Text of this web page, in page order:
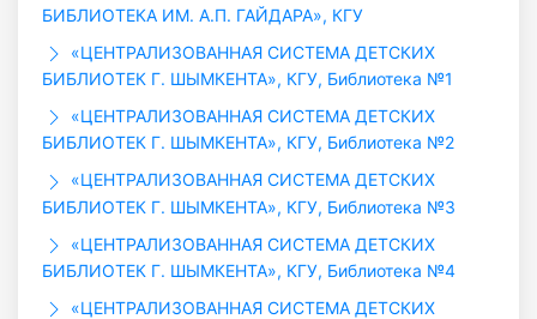
БИБЛИОТЕКА ИМ. А.П. ГАЙДАРА», КГУ
«ЦЕНТРАЛИЗОВАННАЯ СИСТЕМА ДЕТСКИХ
БИБЛИОТЕК Г. ШЫМКЕНТА», КГУ, Библиотека №1
«ЦЕНТРАЛИЗОВАННАЯ СИСТЕМА ДЕТСКИХ
БИБЛИОТЕК Г. ШЫМКЕНТА», КГУ, Библиотека №2
«ЦЕНТРАЛИЗОВАННАЯ СИСТЕМА ДЕТСКИХ
БИБЛИОТЕК Г. ШЫМКЕНТА», КГУ, Библиотека №3
«ЦЕНТРАЛИЗОВАННАЯ СИСТЕМА ДЕТСКИХ
БИБЛИОТЕК Г. ШЫМКЕНТА», КГУ, Библиотека №4
«ЦЕНТРАЛИЗОВАННАЯ СИСТЕМА ДЕТСКИХ